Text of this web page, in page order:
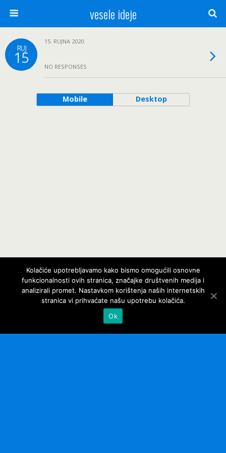
vesele ideje
RUJ
15
15. RUJNA 2020.
NO RESPONSES
Mobile Desktop
Kolačiće upotrebljavamo kako bismo omogućili osnovne
funkcionalnosti ovih stranica, značajke društvenih medija i
analizirali promet. Nastavkom korištenja naših internetskih
stranica vi prihvaćate našu upotrebu kolačića.
Ok